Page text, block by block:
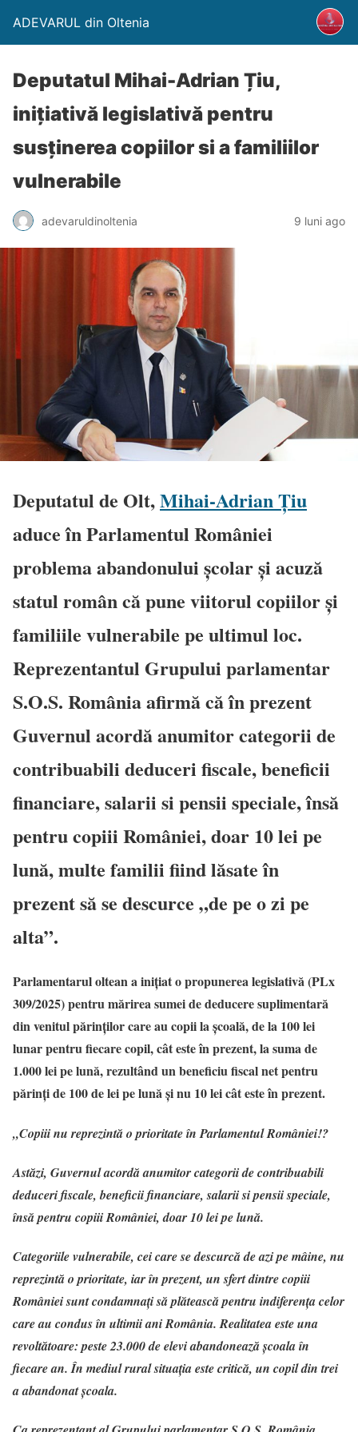
ADEVARUL din Oltenia
Deputatul Mihai-Adrian Țiu,
inițiativă legislativă pentru
susținerea copiilor si a familiilor
vulnerabile
adevaruldinoltenia 9 luni ago
Deputatul de Olt,Mihai-Adrian Țiu
aduce în Parlamentul României
problema abandonului școlar și acuză
statul român că pune viitorul copiilor și
familiile vulnerabile pe ultimul loc.
Reprezentantul Grupului parlamentar
S.O.S. România afirmă că în prezent
Guvernul acordă anumitor categorii de
contribuabili deduceri fiscale, beneficii
financiare, salarii si pensii speciale, însă
pentru copiii României, doar 10 lei pe
lună, multe familii fiind lăsate în
prezent să se descurce „de pe o zi pe
alta”.
Parlamentarul oltean a iniţiat o propunerea legislativă (PLx
309/2025) pentru mărirea sumei de deducere suplimentară
din venitul părinților care au copii la școală, de la 100 lei
lunar pentru fiecare copil, cât este în prezent, la suma de
1.000 lei pe lună, rezultând un beneficiu fiscal net pentru
părinţi de 100 de lei pe lună şi nu 10 lei cât este în prezent.
„Copiii nu reprezintă o prioritate în Parlamentul României!?
Astăzi, Guvernul acordă anumitor categorii de contribuabili
deduceri fiscale, beneficii financiare, salarii si pensii speciale,
însă pentru copiii României, doar 10 lei pe lună.
Categoriile vulnerabile, cei care se descurcă de azi pe mâine, nu
reprezintă o prioritate, iar în prezent, un sfert dintre copiii
României sunt condamnaţi să plătească pentru indiferenţa celor
care au condus în ultimii ani România. Realitatea este una
revoltătoare: peste 23.000 de elevi abandonează şcoala în
fiecare an. În mediul rural situaţia este critică, un copil din trei
a abandonat şcoala.